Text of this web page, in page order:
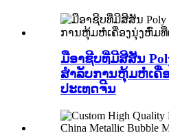
ມືອາຊີບທີ່ມີສີສັນ
ສໍາລັບການຫຸ້ມຫໍ່ເຄື່
ປະເທດຈີນ